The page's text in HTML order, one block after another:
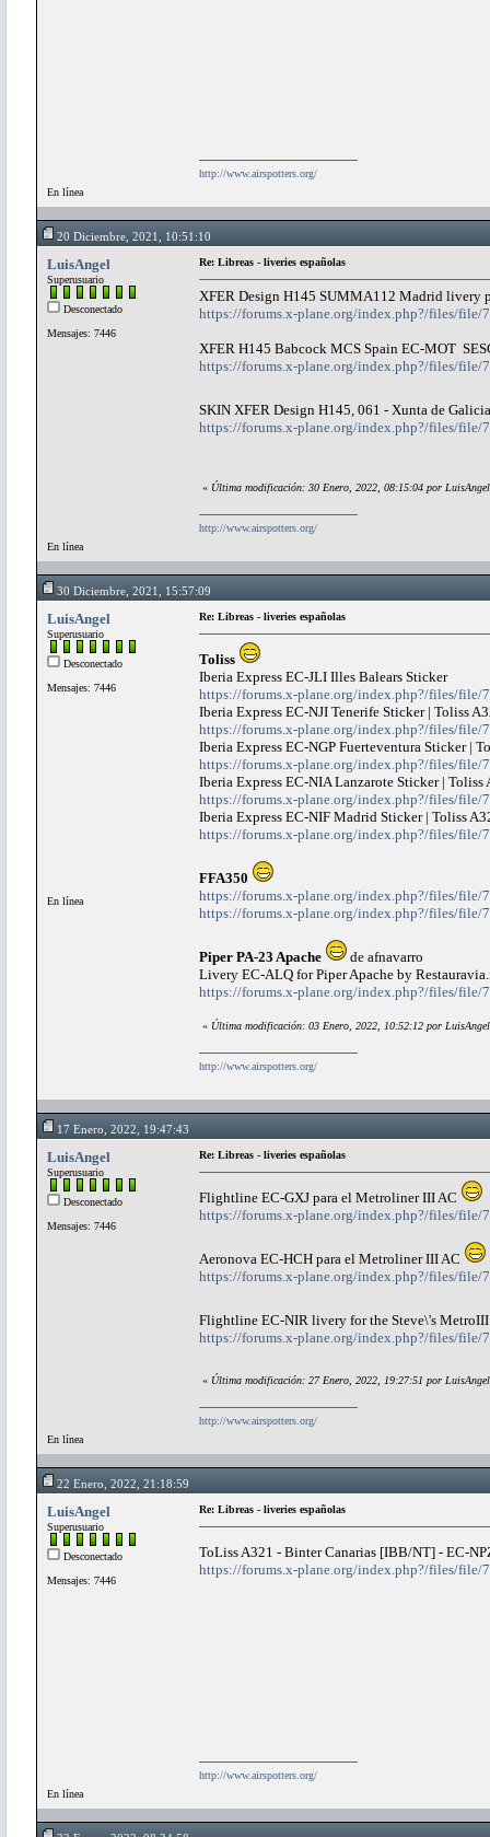
En línea
http://www.airspotters.org/
20 Diciembre, 2021, 10:51:10
LuisAngel
Superusuario
Desconectado
Mensajes: 7446
En línea
Re: Libreas - liveries españolas
XFER Design H145 SUMMA112 Madrid livery
https://forums.x-plane.org/index.php?/files/file/
XFER H145 Babcock MCS Spain EC-MOT
https://forums.x-plane.org/index.php?/files/file/
SKIN XFER Design H145, 061 - Xunta de
https://forums.x-plane.org/index.php?/files/
« Última modificación: 30 Enero, 2022, 08:15:04 por LuisAngel
http://www.airspotters.org/
30 Diciembre, 2021, 15:57:09
LuisAngel
Superusuario
Desconectado
Mensajes: 7446
En línea
Re: Libreas - liveries españolas
Toliss
Iberia Express EC-JLI Illes Balears Sticker
https://forums.x-plane.org/index.php?/files/file/
Iberia Express EC-NJI Tenerife Sticker | Toliss
https://forums.x-plane.org/index.php?/files/file/
Iberia Express EC-NGP Fuerteventura Sticker |
https://forums.x-plane.org/index.php?/files/file/
Iberia Express EC-NIA Lanzarote Sticker | Toliss
https://forums.x-plane.org/index.php?/files/file/
Iberia Express EC-NIF Madrid Sticker | Toliss
https://forums.x-plane.org/index.php?/files/file/
FFA350
https://forums.x-plane.org/index.php?/files/file/
https://forums.x-plane.org/index.php?/files/
Piper PA-23 Apache
de afnavarro
Livery EC-ALQ for Piper Apache by
https://forums.x-plane.org/index.php?/files/file/
« Última modificación: 03 Enero, 2022, 10:52:12 por LuisAngel
http://www.airspotters.org/
17 Enero, 2022, 19:47:43
LuisAngel
Superusuario
Desconectado
Mensajes: 7446
En línea
Re: Libreas - liveries españolas
Flightline EC-GXJ para el Metroliner III AC
https://forums.x-plane.org/index.php?/files/
Aeronova EC-HCH para el Metroliner III AC
https://forums.x-plane.org/index.php?/files/file/
Flightline EC-NIR livery for the Steve\'s
https://forums.x-plane.org/index.php?/files/
« Última modificación: 27 Enero, 2022, 19:27:51 por LuisAngel
http://www.airspotters.org/
22 Enero, 2022, 21:18:59
LuisAngel
Superusuario
Desconectado
Mensajes: 7446
En línea
Re: Libreas - liveries españolas
ToLiss A321 - Binter Canarias [IBB/NT] - EC-
https://forums.x-plane.org/index.php?/files/file/
http://www.airspotters.org/